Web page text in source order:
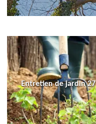
Entretien de jardin 27